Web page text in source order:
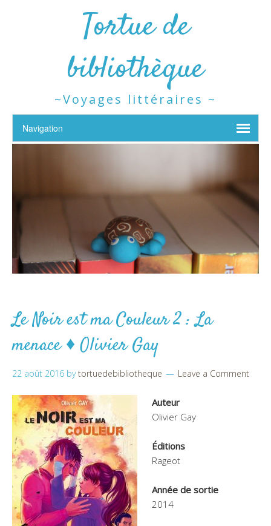
Tortue de
bibliothèque
~Voyages littéraires ~
Le Noir est ma Couleur 2 : La
menace ♦ Olivier Gay
22 août 2016 bytortuedebibliotheque Leave a Comment
Auteur
Olivier Gay
Éditions
Rageot
Année de sortie
2014